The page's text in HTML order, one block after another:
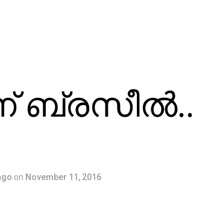
on November 11, 2016